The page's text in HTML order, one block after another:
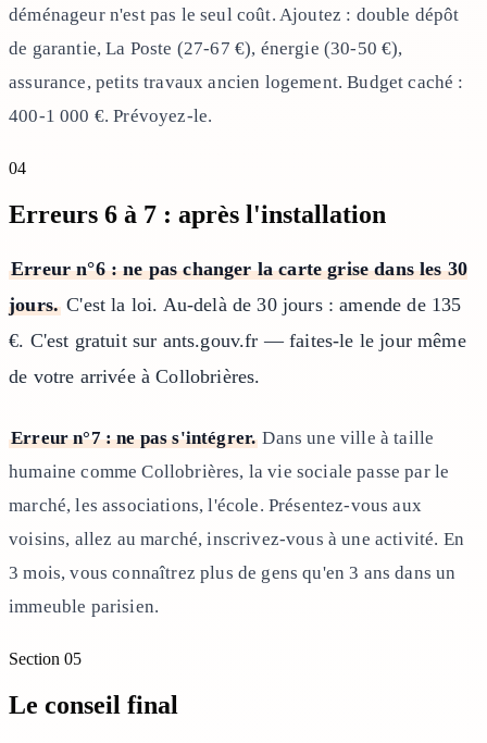
déménageur n'est pas le seul coût. Ajoutez : double dépôt
de garantie, La Poste (27-67 €), énergie (30-50 €),
assurance, petits travaux ancien logement. Budget caché :
400-1 000 €. Prévoyez-le.
04
Erreurs 6 à 7 : après l'installation
Erreur n°6 : ne pas changer la carte grise dans les 30
jours. C'est la loi. Au-delà de 30 jours : amende de 135
€. C'est gratuit sur ants.gouv.fr — faites-le le jour même
de votre arrivée à Collobrières.
Erreur n°7 : ne pas s'intégrer. Dans une ville à taille
humaine comme Collobrières, la vie sociale passe par le
marché, les associations, l'école. Présentez-vous aux
voisins, allez au marché, inscrivez-vous à une activité. En
3 mois, vous connaîtrez plus de gens qu'en 3 ans dans un
immeuble parisien.
Section 05
Le conseil final